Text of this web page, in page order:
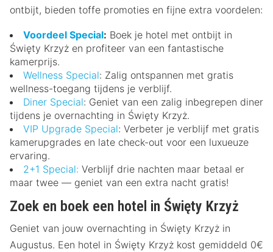
ontbijt, bieden toffe promoties en fijne extra voordelen:
Voordeel Special: Boek je hotel met ontbijt in
Święty Krzyż en profiteer van een fantastische
kamerprijs.
Wellness Special: Zalig ontspannen met gratis
wellness-toegang tijdens je verblijf.
Diner Special: Geniet van een zalig inbegrepen diner
tijdens je overnachting in Święty Krzyż.
VIP Upgrade Special: Verbeter je verblijf met gratis
kamerupgrades en late check-out voor een luxueuze
ervaring.
2+1 Special: Verblijf drie nachten maar betaal er
maar twee — geniet van een extra nacht gratis!
Zoek en boek een hotel in Święty Krzyż
Geniet van jouw overnachting in Święty Krzyż in
Augustus. Een hotel in Święty Krzyż kost gemiddeld 0€